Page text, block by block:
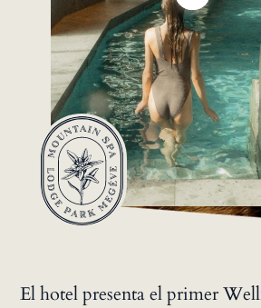
El hotel presenta el primer